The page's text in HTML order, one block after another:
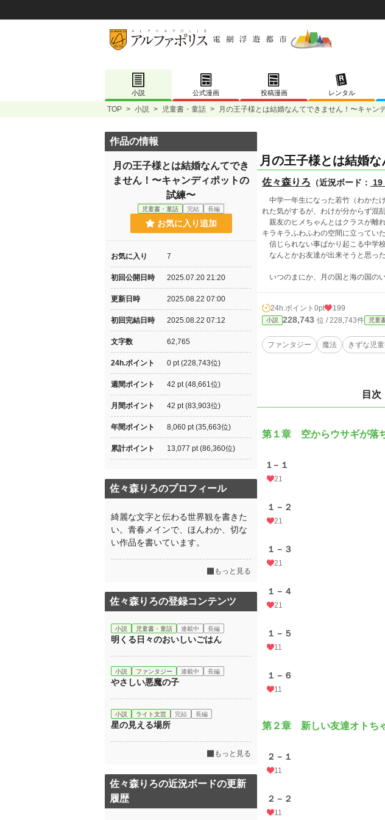
小説 公式漫画 投稿漫画 レンタル
TOP > 小説 > 児童書・童話 > 月の王子様とは結婚なんてできません！〜キャン
月の王子様とは結婚
佐々森りろ （近況ボード： 19
中学一年生になった若竹（わかた
れた気がするが、わけが分からず混
親友のヒメちゃんとはクラスが離
キラキラふわふわの空間に立って
信じられない事ばかり起こる中学校
なんとかお友達が出来そうと思っ
いつのまにか、月の国と海の国の
24h.ポイント 0pt 199
小説 228,743 位 / 228,743件 児童
ファンタジー 魔法 きずな児
目次
第１章 空からウサギが落
1－１
21
１－２
21
１－３
21
１－４
21
１－５
11
１－６
11
第２章 新しい友達オトち
２－１
11
２－２
11
作品の情報
月の王子様とは結婚なんてでき
ません！〜キャンディポットの
試練〜
児童書・童話 完結 長編
お気に入り追加
お気に入り 7
初回公開日時 2025.07.20 21:20
更新日時 2025.08.22 07:00
初回完結日時 2025.08.22 07:12
文字数 62,765
24h.ポイント 0 pt (228,743位)
週間ポイント 42 pt (48,661位)
月間ポイント 42 pt (83,903位)
年間ポイント 8,060 pt (35,663位)
累計ポイント 13,077 pt (86,360位)
佐々森りろのプロフィール
綺麗な文字と伝わる世界観を書きた
い。青春メインで、ほんわか、切な
い作品を書いています。
もっと見る
佐々森りろの登録コンテンツ
小説 児童書・童話 連載中 長編
明くる日々のおいしいごはん
小説 ファンタジー 連載中 長編
やさしい悪魔の子
小説 ライト文芸 完結 長編
星の見える場所
もっと見る
佐々森りろの近況ボードの更新
履歴